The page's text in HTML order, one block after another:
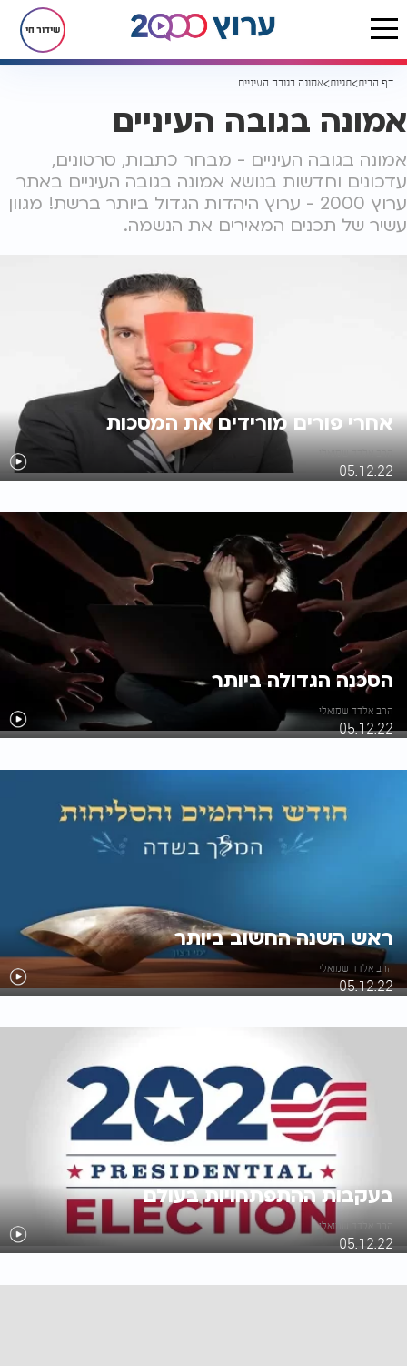
שידור חי
דף הבית תגיות אמונה בגובה העיניים
אמונה בגובה העיניים
אמונה בגובה העיניים - מבחר כתבות, סרטונים,
עדכונים וחדשות בנושא אמונה בגובה העיניים באתר
ערוץ 2000 - ערוץ היהדות הגדול ביותר ברשת! מגוון
עשיר של תכנים המאירים את הנשמה.
אחרי פורים מורידים את המסכות
05.12.22
הסכנה הגדולה ביותר
הרב אלדד שמואלי
05.12.22
ראש השנה החשוב ביותר
הרב אלדד שמואלי
05.12.22
בעקבות ההתפתחויות בעולם
הרב אלדד שמואלי
05.12.22